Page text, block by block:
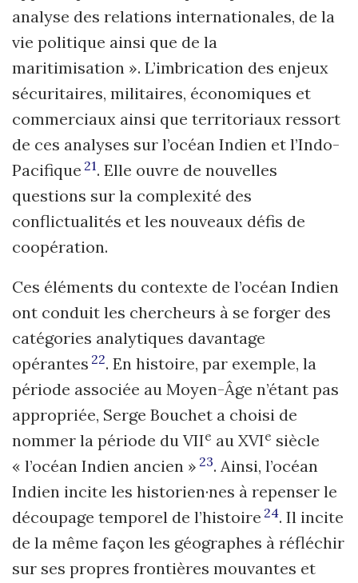
analyse des relations internationales, de la
vie politique ainsi que de la
maritimisation ». L’imbrication des enjeux
sécuritaires, militaires, économiques et
commerciaux ainsi que territoriaux ressort
de ces analyses sur l’océan Indien et l’Indo-
Pacifique 21. Elle ouvre de nouvelles
questions sur la complexité des
conflictualités et les nouveaux défis de
coopération.
Ces éléments du contexte de l’océan Indien
ont conduit les chercheurs à se forger des
catégories analytiques davantage
opérantes 22. En histoire, par exemple, la
période associée au Moyen-Âge n’étant pas
appropriée, Serge Bouchet a choisi de
nommer la période du VIIe au XVIe siècle
« l’océan Indien ancien » 23. Ainsi, l’océan
Indien incite les historien·nes à repenser le
découpage temporel de l’histoire 24. Il incite
de la même façon les géographes à réfléchir
sur ses propres frontières mouvantes et